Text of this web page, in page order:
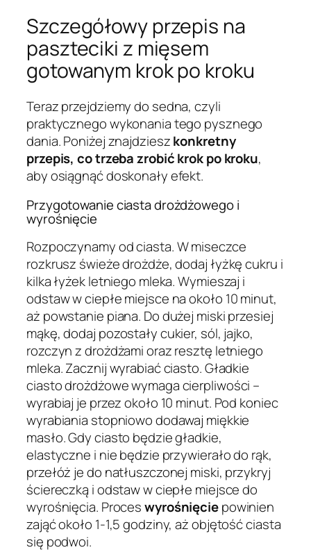
Szczegółowy przepis na
paszteciki z mięsem
gotowanym krok po kroku
Teraz przejdziemy do sedna, czyli
praktycznego wykonania tego pysznego
dania. Poniżej znajdzieszkonkretny
przepis, co trzeba zrobić krok po kroku,
aby osiągnąć doskonały efekt.
Przygotowanie ciasta drożdżowego i
wyrośnięcie
Rozpoczynamy od ciasta. W miseczce
rozkrusz świeże drożdże, dodaj łyżkę cukru i
kilka łyżek letniego mleka. Wymieszaj i
odstaw w ciepłe miejsce na około 10 minut,
aż powstanie piana. Do dużej miski przesiej
mąkę, dodaj pozostały cukier, sól, jajko,
rozczyn z drożdżami oraz resztę letniego
mleka. Zacznij wyrabiać ciasto. Gładkie
ciasto drożdżowe wymaga cierpliwości –
wyrabiaj je przez około 10 minut. Pod koniec
wyrabiania stopniowo dodawaj miękkie
masło. Gdy ciasto będzie gładkie,
elastyczne i nie będzie przywierało do rąk,
przełóż je do natłuszczonej miski, przykryj
ściereczką i odstaw w ciepłe miejsce do
wyrośnięcia. Proceswyrośnięciepowinien
zająć około 1-1,5 godziny, aż objętość ciasta
się podwoi.